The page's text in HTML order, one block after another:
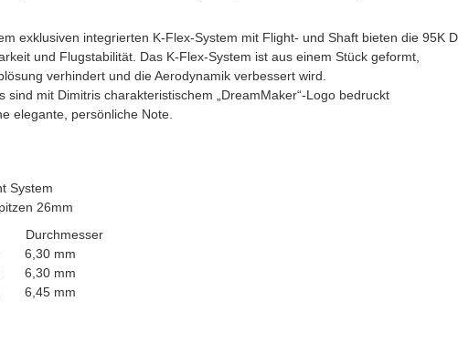
exklusiven integrierten K-Flex-System mit Flight- und Shaft bieten die 95K
und Flugstabilität. Das K-Flex-System ist aus einem Stück geformt,
verhindert und die Aerodynamik verbessert wird.
sind mit Dimitris charakteristischem „DreamMaker“-Logo bedruckt
elegante, persönliche Note.
System
26mm
mm
mm
mm